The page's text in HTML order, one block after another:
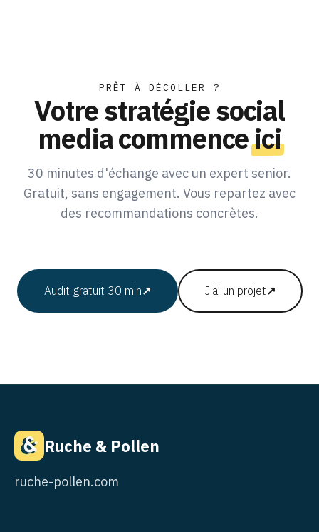
PRÊT À DÉCOLLER ?
Votre stratégie social
media commenceici
30 minutes d'échange avec un expert senior.
Gratuit, sans engagement. Vous repartez avec
des recommandations concrètes.
Audit gratuit 30 min↗ J'ai un projet↗
Ruche & Pollen
ruche-pollen.com